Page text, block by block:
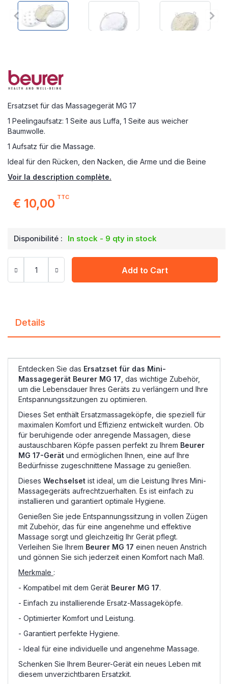
Ersatzset für das Massagegerät MG 17
1 Peelingaufsatz: 1 Seite aus Luffa, 1 Seite aus weicher
Baumwolle.
1 Aufsatz für die Massage.
Ideal für den Rücken, den Nacken, die Arme und die Beine
Voir la description complète.
€ 10,00 TTC
Disponibilité : In stock - 9 qty in stock
Add to Cart
Details
Entdecken Sie das Ersatzset für das Mini-
Massagegerät Beurer MG 17 , das wichtige Zubehör,
um die Lebensdauer Ihres Geräts zu verlängern und Ihre
Entspannungssitzungen zu optimieren.
Dieses Set enthält Ersatzmassageköpfe, die speziell für
maximalen Komfort und Effizienz entwickelt wurden. Ob
für beruhigende oder anregende Massagen, diese
austauschbaren Köpfe passen perfekt zu Ihrem Beurer
MG 17-Gerät und ermöglichen Ihnen, eine auf Ihre
Bedürfnisse zugeschnittene Massage zu genießen.
Dieses Wechselset ist ideal, um die Leistung Ihres Mini-
Massagegeräts aufrechtzuerhalten. Es ist einfach zu
installieren und garantiert optimale Hygiene.
Genießen Sie jede Entspannungssitzung in vollen Zügen
mit Zubehör, das für eine angenehme und effektive
Massage sorgt und gleichzeitig Ihr Gerät pflegt.
Verleihen Sie Ihrem Beurer MG 17 einen neuen Anstrich
und gönnen Sie sich jederzeit einen Komfort nach Maß.
Merkmale :
- Kompatibel mit dem Gerät Beurer MG 17.
- Einfach zu installierende Ersatz-Massageköpfe.
- Optimierter Komfort und Leistung.
- Garantiert perfekte Hygiene.
- Ideal für eine individuelle und angenehme Massage.
Schenken Sie Ihrem Beurer-Gerät ein neues Leben mit
diesem unverzichtbaren Ersatzkit.